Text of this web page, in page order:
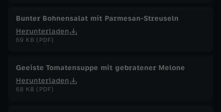
Bunter Bohnensalat mit Parmesan-Streuseln
Herunterladen
69 KB (PDF)
Geeiste Tomatensuppe mit gebratener Melone
Herunterladen
68 KB (PDF)